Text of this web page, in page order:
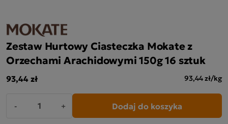
Zestaw Hurtowy Ciasteczka Mokate z
Orzechami Arachidowymi 150g 16 sztuk
93,44 zł 93,44 zł/kg
- + Dodaj do koszyka